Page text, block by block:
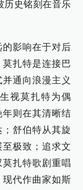
历史铭刻在音乐
影响在于对后
扎特是连接巴
通向浪漫主义
视莫扎特为偶
则在其清晰结
舒伯特从其旋
极致；追求文
扎特歌剧重唱
代作曲家如斯